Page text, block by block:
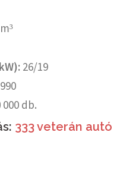
³
26/19
000 db.
333 veterán autó